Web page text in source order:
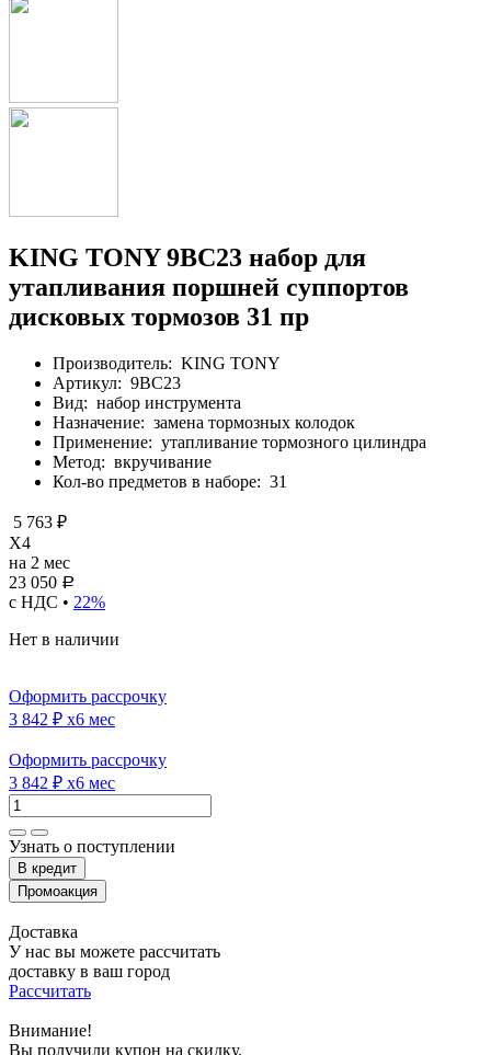
KING TONY 9BC23 набор для
утапливания поршней суппортов
дисковых тормозов 31 пр
Производитель: KING TONY
Артикул: 9BC23
Вид: набор инструмента
Назначение: замена тормозных колодок
Применение: утапливание тормозного цилиндра
Метод: вкручивание
Кол-во предметов в наборе: 31
5 763 ₽
X4
на 2 мес
23 050 Р
с НДС • 22%
Нет в наличии
Оформить рассрочку
3 842 ₽ x6 мес
Оформить рассрочку
3 842 ₽ x6 мес
Узнать о поступлении
Доставка
У нас вы можете рассчитать
доставку в ваш город
Рассчитать
Внимание!
Вы получили купон на скидку.